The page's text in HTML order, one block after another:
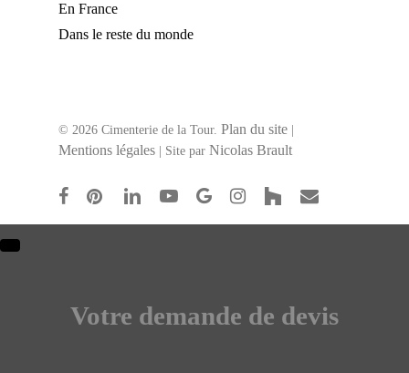
En France
Dans le reste du monde
© 2026 Cimenterie de la Tour. Plan du site
Mentions légales | Site par Nicolas Brault
facebookpinterestlinkedinyoutubegoogle-instagram
houzz email
Votre demande de devis